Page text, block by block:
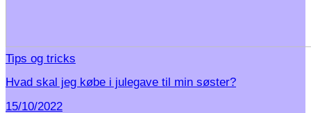
Tips og tricks
Hvad skal jeg købe i julegave til min søster?
15/10/2022